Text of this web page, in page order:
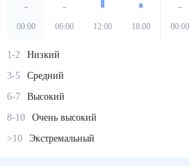
00:00 06:00 12:00 18:00 00:00
1-2
Низкий
3-5
Средний
6-7
Высокий
8-10
Очень высокий
>10
Экстремальный